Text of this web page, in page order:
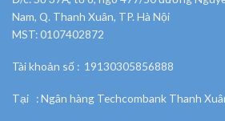
Nam, Q. Thanh Xuân, TP. Hà Nội
MST: 0107402872
Tài khoản số : 19130305856888
Tại : Ngân hàng Techcombank Thanh